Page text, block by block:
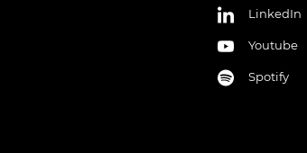
LinkedIn
Youtube
Spotify